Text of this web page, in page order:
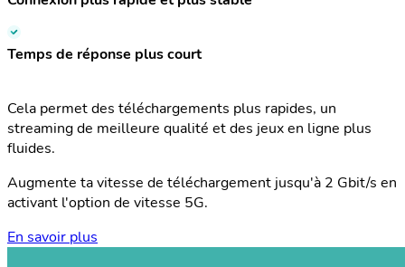
Temps de réponse plus court
Cela permet des téléchargements plus rapides, un
streaming de meilleure qualité et des jeux en ligne plus
fluides.
Augmente ta vitesse de téléchargement jusqu'à 2 Gbit/s en
activant l'option de vitesse 5G.
En savoir plus